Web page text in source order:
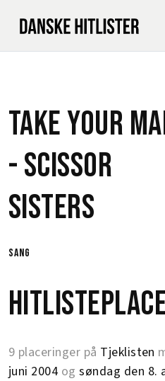
Take Your
-Scissor
Sisters
sang
9 placeringer på Tjeklisten
juni 2004 ogsøndag den 8.